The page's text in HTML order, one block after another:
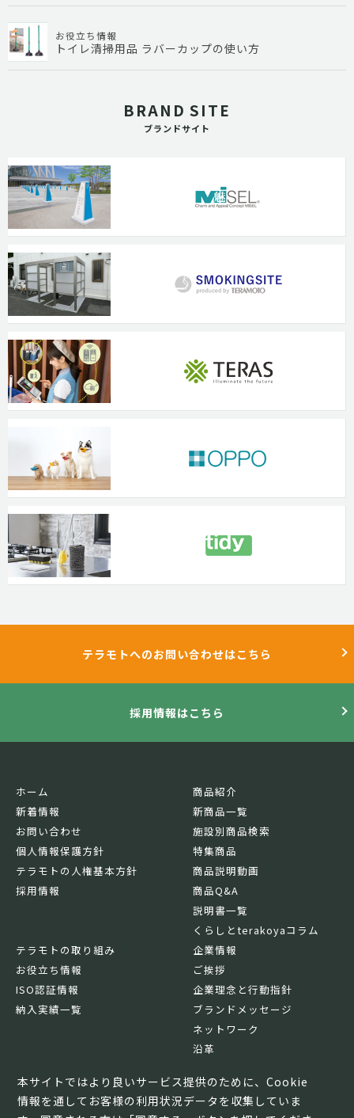
お役立ち情報
トイレ清掃用品 ラバーカップの使い方
BRAND SITE
ブランドサイト
本サイトではより良いサービス提供のために、Cookie
情報を通してお客様の利用状況データを収集していま
テラモトへのお問い合わせはこちら
採用情報はこちら
ホーム
新着情報
お問い合わせ
個人情報保護方針
テラモトの人権基本方針
採用情報
商品紹介
新商品一覧
施設別商品検索
特集商品
商品説明動画
商品Q&A
説明書一覧
くらしとterakoyaコラム
テラモトの取り組み
お役立ち情報
ISO認証情報
納入実績一覧
企業情報
ご挨拶
企業理念と行動指針
ブランドメッセージ
ネットワーク
沿革